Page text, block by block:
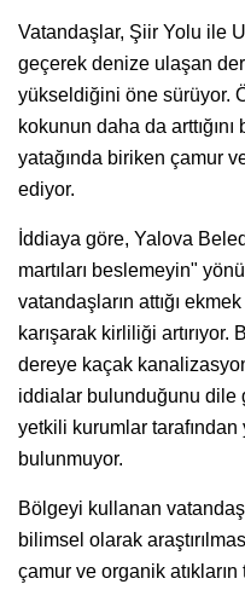
Vatandaşlar, Şiir Yolu ile
geçerek denize ulaşan
yükseldiğini öne sürüyor.
kokunun daha da
yatağında biriken çamur
ediyor.
İddiaya göre, Yalova
martıları beslemeyin"
vatandaşların attığı
karışarak kirliliği artırıyor.
dereye kaçak
iddialar bulunduğunu dile
yetkili kurumlar tarafından
bulunmuyor.
Bölgeyi kullanan
bilimsel olarak
çamur ve organik